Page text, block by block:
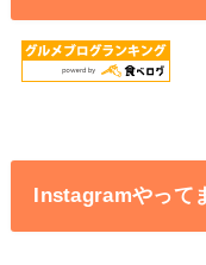
Instagramやって